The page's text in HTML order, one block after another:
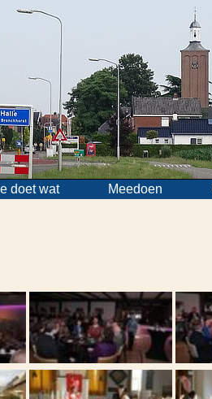
doet wat Meedoen